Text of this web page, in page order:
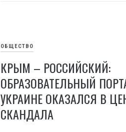
ОБЩЕСТВО
КРЫМ – РОССИЙСКИЙ:
ОБРАЗОВАТЕЛЬНЫЙ
УКРАИНЕ ОКАЗАЛСЯ В
СКАНДАЛА